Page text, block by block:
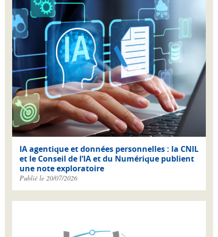
IA agentique et données personnelles : la CNIL
et le Conseil de l’IA et du Numérique publient
une note exploratoire
Publié le 20/07/2026